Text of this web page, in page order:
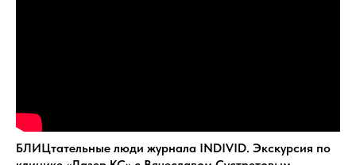
БЛИЦтательные люди журнала INDIVID. Экскурсия по